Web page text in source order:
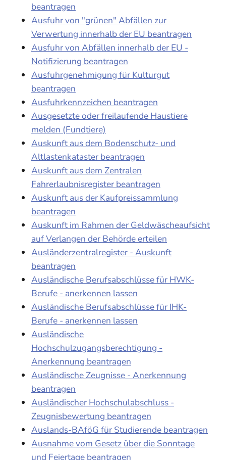
beantragen
Ausfuhr von "grünen" Abfällen zur
Verwertung innerhalb der EU beantragen
Ausfuhr von Abfällen innerhalb der EU -
Notifizierung beantragen
Ausfuhrgenehmigung für Kulturgut
beantragen
Ausfuhrkennzeichen beantragen
Ausgesetzte oder freilaufende Haustiere
melden (Fundtiere)
Auskunft aus dem Bodenschutz- und
Altlastenkataster beantragen
Auskunft aus dem Zentralen
Fahrerlaubnisregister beantragen
Auskunft aus der Kaufpreissammlung
beantragen
Auskunft im Rahmen der Geldwäscheaufsicht
auf Verlangen der Behörde erteilen
Ausländerzentralregister - Auskunft
beantragen
Ausländische Berufsabschlüsse für HWK-
Berufe - anerkennen lassen
Ausländische Berufsabschlüsse für IHK-
Berufe - anerkennen lassen
Ausländische
Hochschulzugangsberechtigung -
Anerkennung beantragen
Ausländische Zeugnisse - Anerkennung
beantragen
Ausländischer Hochschulabschluss -
Zeugnisbewertung beantragen
Auslands-BAföG für Studierende beantragen
Ausnahme vom Gesetz über die Sonntage
und Feiertage beantragen